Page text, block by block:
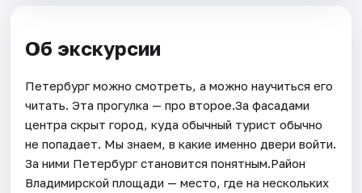
Об экскурсии
Петербург можно смотреть, а можно научиться его
читать. Эта прогулка — про второе.За фасадами
центра скрыт город, куда обычный турист обычно
не попадает. Мы знаем, в какие именно двери войти.
За ними Петербург становится понятным.Район
Владимирской площади — место, где на нескольких